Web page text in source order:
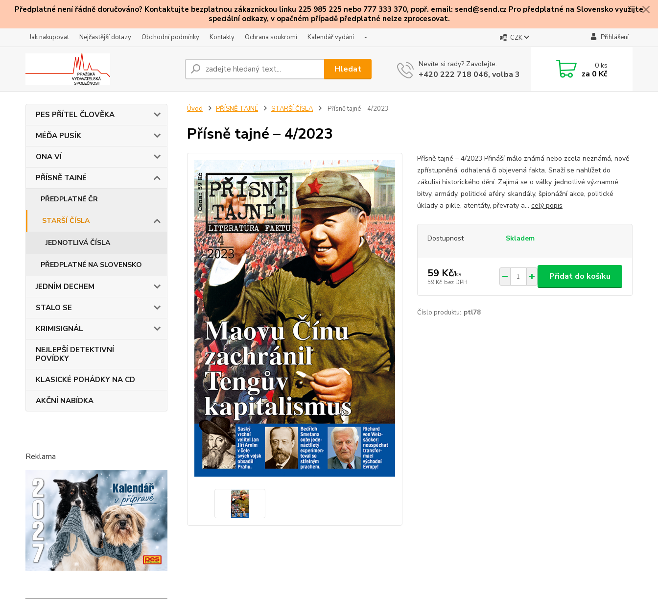
Předplatné není řádně doručováno? Kontaktujte bezplatnou zákaznickou linku 225 985 225 nebo 777 333 370, popř. email: send@send.cz Pro předplatné na Slovensko využijte
speciální odkazy, v opačném případě předplatné nelze zprocesovat.
Jak nakupovat Nejčastější dotazy Obchodní podmínky Kontakty Ochrana soukromí Kalendář vydání - CZK Přihlášení
Hledat Nevíte si rady? Zavolejte.
+420 222 718 046, volba 3
0ks
za 0 Kč
PES PŘÍTEL ČLOVĚKA
MÉĎA PUSÍK
ONA VÍ
PŘÍSNĚ TAJNÉ
PŘEDPLATNÉ ČR
STARŠÍ ČÍSLA
JEDNOTLIVÁ ČÍSLA
PŘEDPLATNÉ NA SLOVENSKO
JEDNÍM DECHEM
STALO SE
KRIMISIGNÁL
NEJLEPŠÍ DETEKTIVNÍ
POVÍDKY
KLASICKÉ POHÁDKY NA CD
AKČNÍ NABÍDKA
Reklama
Úvod PŘÍSNĚ TAJNÉ STARŠÍ ČÍSLA Přísně tajné – 4/2023
Přísně tajné – 4/2023
Přísně tajné – 4/2023 Přináší málo známá nebo zcela neznámá, nově
zpřístupněná, odhalená či objevená fakta. Snaží se nahlížet do
zákulisí historického dění. Zajímá se o války, jednotlivé významné
bitvy, armády, politické aféry, skandály, špionážní akce, politické
úklady a pikle, atentáty, převraty a... celý popis
Dostupnost Skladem
59 Kč/ks
59 Kč bez DPH
Přidat do košíku
Číslo produktu: ptl78